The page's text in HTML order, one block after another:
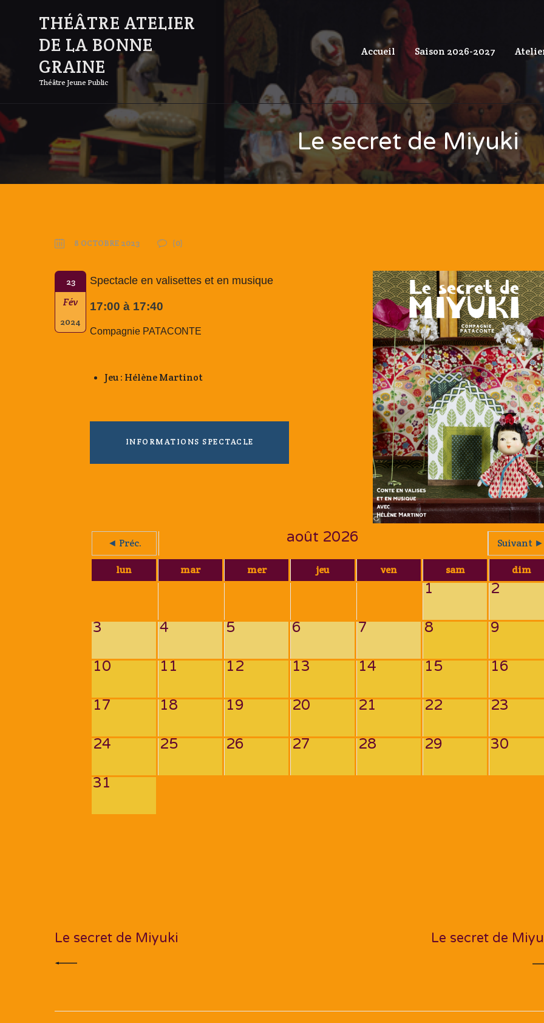
THÉÂTRE ATELIER
DE LA BONNE
GRAINE
Théâtre Jeune Public
Accueil Saison 2026-2027
Le secret de Miyuki
8 OCTOBRE 2023 (0)
23
Fév
2024
Spectacle en valisettes et en musique
17:00 à 17:40
Compagnie PATACONTE
Jeu : Hélène Martinot
INFORMATIONS SPECTACLE
◄ Préc. août 2026 Suivant ►
lun mar mer jeu ven sam dim
1 2
3 4 5 6 7 8 9
10 11 12 13 14 15 16
17 18 19 20 21 22 23
24 25 26 27 28 29 30
31
l’article
Le secret de Miyuki Le secret de